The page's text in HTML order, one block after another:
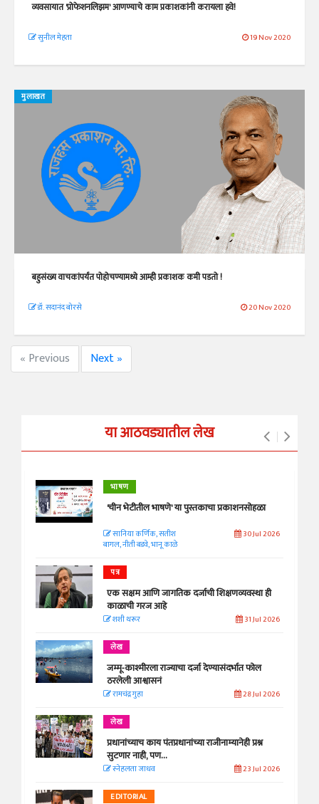
व्यवसायात 'प्रोफेशनलिझम' आणण्याचे काम प्रकाशकांनी करायला हवे!
सुनील मेहता 19 Nov 2020
मुलाखत
बहुसंख्य वाचकांपर्यंत पोहोचण्यामध्ये आम्ही प्रकाशक कमी पडतो !
डॉ. सदानंद बोरसे 20 Nov 2020
« Previous Next »
या आठवड्यातील लेख
भाषण
'चीन भेटीतील भाषणे' या पुस्तकाचा प्रकाशनसोहळा
सानिया कर्णिक, सतीश
बागल, नीती बडवे, भानू काळे
30 Jul 2026
पत्र
एक सक्षम आणि जागतिक दर्जाची शिक्षणव्यवस्था ही
काळाची गरज आहे
शशी थरूर 31 Jul 2026
लेख
जम्मू-काश्मीरला राज्याचा दर्जा देण्यासंदर्भात फोल
ठरलेली आश्वासनं
रामचंद्र गुहा 28 Jul 2026
लेख
प्रधानांच्याच काय पंतप्रधानांच्या राजीनाम्यानेही प्रश्न
सुटणार नाही, पण...
स्नेहलता जाधव 23 Jul 2026
EDITORIAL